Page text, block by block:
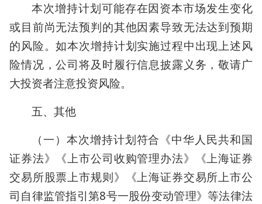
本次增持计划可能存在因资本市场发生变化
或目前尚无法预判的其他因素导致无法达到预期
的风险。如本次增持计划实施过程中出现上述风
险情况，公司将及时履行信息披露义务，敬请广
大投资者注意投资风险。
五、其他
（一）本次增持计划符合《中华人民共和国
证券法》《上市公司收购管理办法》《上海证券
交易所股票上市规则》《上海证券交易所上市公
司自律监管指引第8号一股份变动管理》等法律法